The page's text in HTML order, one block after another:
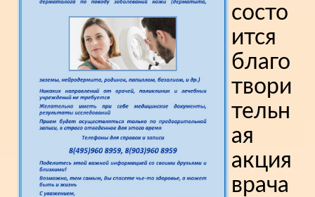
состо
ится
благо
твори
тельн
ая
акция
врача